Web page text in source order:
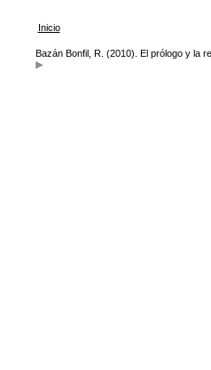
Inicio
Bazán Bonfil, R. (2010). El prólogo y la